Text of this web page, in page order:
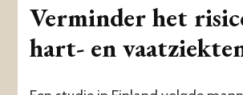
Verminder het
hart- en